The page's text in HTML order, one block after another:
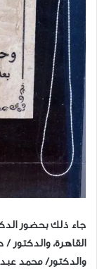
جاء ذلك بحضور
القاهرة،
والدكتور/ محمد